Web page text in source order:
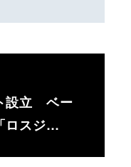
設立 ベー
ロスジ…